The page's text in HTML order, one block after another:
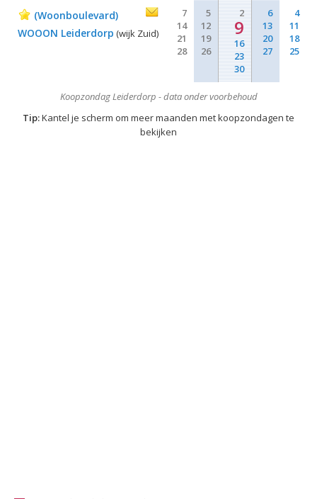
Koopzondag Leiderdorp - data onder voorbehoud
(Woonboulevard)
WOOON Leiderdorp (wijk Zuid)
7
14
21
28
5
12
19
26
2
9
16
23
30
6
13
20
27
4
11
18
25
Tip:Kantel je scherm om meer maanden met koopzondagen te
bekijken